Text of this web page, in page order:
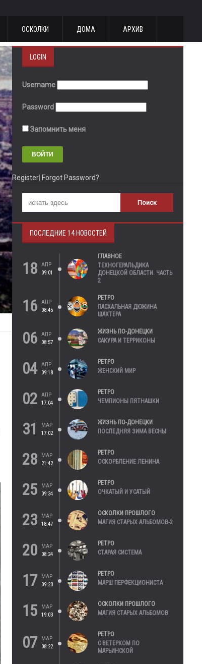
ОСКОЛКИ ДОМА АРХИВ
LOGIN
Username
Password
Запомнить меня
Register Forgot Password?
ПОСЛЕДНИЕ 14 НОВОСТЕЙ
18
АПР
09:01
ГЛАВНОЕ
ТЕХНОГЕРАЛЬДИКА
ДОНЕЦКОЙ ОБЛАСТИ. ЧАСТЬ
2
16
АПР
08:45
РЕТРО
ПАСХАЛЬНАЯ ДЮЖИНА
ШАХТЕРА
06
АПР
08:57
ЖИЗНЬ ПО-ДОНЕЦКИ
САКУРА И ТЕРРИКОНЫ
04
АПР
09:18
РЕТРО
ЖЕНСКИЙ МИР
02
АПР
17:04
РЕТРО
ЧЕМПИОНЫ ПЯТНАШКИ
31
МАР
17:02
ЖИЗНЬ ПО-ДОНЕЦКИ
ПОСЛЕДНЯЯ ЗИМА ВЕСНЫ
28
МАР
21:42
РЕТРО
ОСКОРБЛЕНИЕ ЛЕНИНА
25
МАР
09:34
РЕТРО
ОЧКАТЫЙ И УСАТЫЙ
23
МАР
18:47
ОСКОЛКИ ПРОШЛОГО
МАГИЯ СТАРЫХ АЛЬБОМОВ-2
20
МАР
08:24
РЕТРО
СТАРАЯ СИСТЕМА
17
МАР
09:20
РЕТРО
МАРШ ПЕРФЕКЦИОНИСТА
15
МАР
19:03
ОСКОЛКИ ПРОШЛОГО
МАГИЯ СТАРЫХ АЛЬБОМОВ
07
МАР
08:22
РЕТРО
С ВЕТЕРКОМ ПО
МАРЬИНСКОЙ